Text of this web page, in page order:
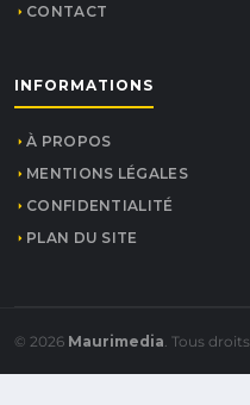
CONTACT
INFORMATIONS
À PROPOS
MENTIONS LÉGALES
CONFIDENTIALITÉ
PLAN DU SITE
© 2026 Maurimedia. Tous